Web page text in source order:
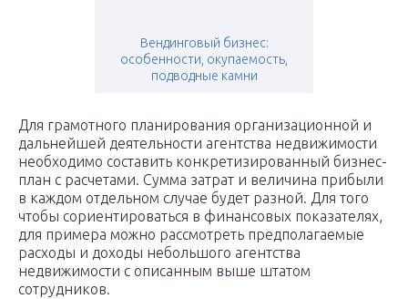
Вендинговый бизнес:
особенности, окупаемость,
подводные камни
Для грамотного планирования организационной и
дальнейшей деятельности агентства недвижимости
необходимо составить конкретизированный бизнес-
план с расчетами. Сумма затрат и величина прибыли
в каждом отдельном случае будет разной. Для того
чтобы сориентироваться в финансовых показателях,
для примера можно рассмотреть предполагаемые
расходы и доходы небольшого агентства
недвижимости с описанным выше штатом
сотрудников.